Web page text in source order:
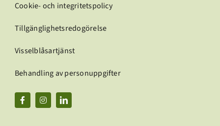
Cookie- och integritetspolicy
Tillgänglighetsredogörelse
Visselblåsartjänst
Behandling av personuppgifter